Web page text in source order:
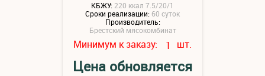
КБЖУ:220 ккал 7.5/20/1
Сроки реализации: 60 суток
Производитель:
Брестский мясокомбинат
Минимум к заказу: 1 шт.
Цена обновляется